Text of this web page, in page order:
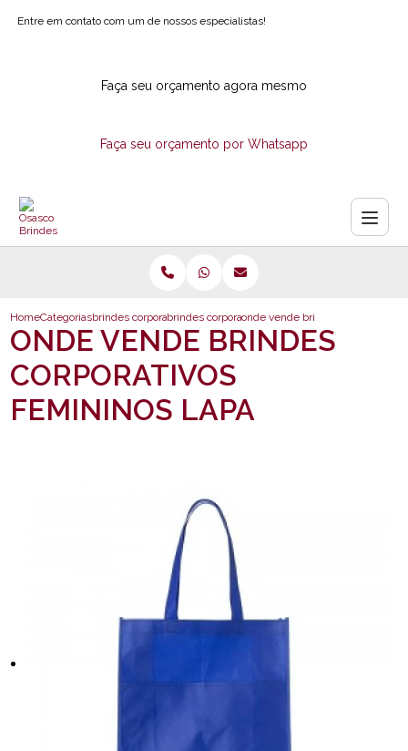
Entre em contato com um de nossos especialistas!
Faça seu orçamento agora mesmo
Faça seu orçamento por Whatsapp
HomeCategoriasbrindes corporativosbrindes corporativos datas comemorativas
onde vende brindes corporativos
ONDE VENDE BRINDES
CORPORATIVOS
FEMININOS LAPA